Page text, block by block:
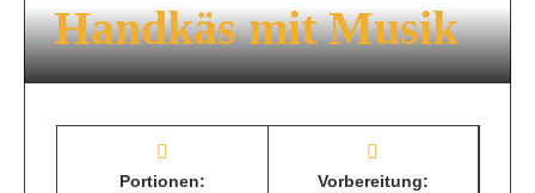
Handkäs mit Musik
Portionen: Vorbereitung: